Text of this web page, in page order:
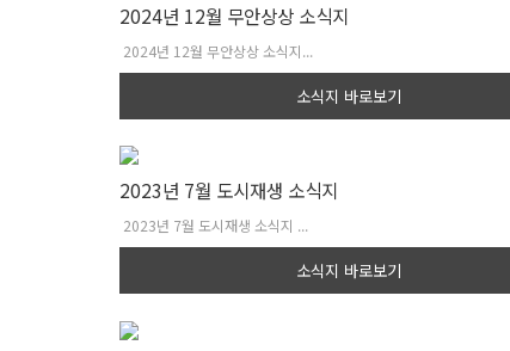
2024년 12월 무안상상 소식지
2024년 12월 무안상상 소식지...
소식지 바로보기
2023년 7월 도시재생 소식지
2023년 7월 도시재생 소식지 ...
소식지 바로보기